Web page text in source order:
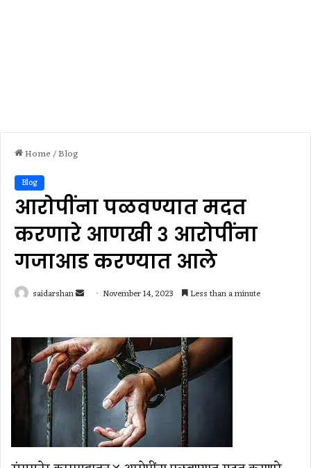
Home/Blog
Blog
आरोपींना पळवण्यात मदत
करणारे आणखी ३ आरोपींना
गजाआड करण्यात आले
saidarshan
Send November 14, 2023 Less than a minute